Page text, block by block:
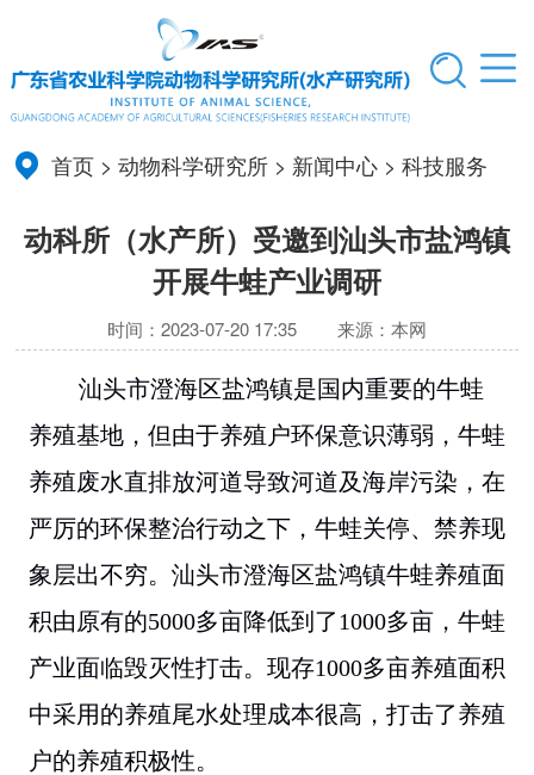
首页 >动物科学研究所 > 新闻中心 >科技服务
动科所（水产所）受邀到汕头市盐鸿镇
开展牛蛙产业调研
时间：2023-07-20 17:35 来源：本网
汕头市澄海区盐鸿镇是国内重要的牛蛙
养殖基地，但由于养殖户环保意识薄弱，牛蛙
养殖废水直排放河道导致河道及海岸污染，在
严厉的环保整治行动之下，牛蛙关停、禁养现
象层出不穷。汕头市澄海区盐鸿镇牛蛙养殖面
积由原有的5000多亩降低到了1000多亩， 牛蛙
产业面临毁灭性打击。现存1000多亩养殖面积
中采用的养殖尾水处理成本很高，打击了养殖
户的养殖积极性。